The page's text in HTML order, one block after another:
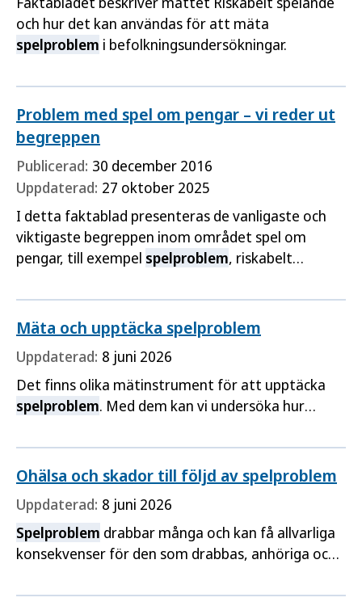
och hur det kan användas för att mäta
spelproblem i befolkningsundersökningar.
Problem med spel om pengar – vi reder ut
begreppen
Publicerad: 30 december 2016
Uppdaterad: 27 oktober 2025
I detta faktablad presenteras de vanligaste och
viktigaste begreppen inom området spel om
pengar, till exempel spelproblem, riskabelt
att underlätta för läsare att förstå området spel
om pengar och att kunna använda rätt
terminologi.
Mäta och upptäcka spelproblem
Uppdaterad: 8 juni 2026
Det finns olika mätinstrument för att upptäcka
spelproblem. Med dem kan vi undersöka hur
är fördelade i befolkningen. Instrumenten visar
också olika nivåer av problem med spel om pengar.
Ett exempel är PGSI, ett självskattningsformulär
med nio frågor. Det mäter
Ohälsa och skador till följd av spelproblem
Uppdaterad: 8 juni 2026
Spelproblem drabbar många och kan få allvarliga
konsekvenser för den som drabbas, anhöriga och
också en riskkonsumtion av alkohol, tobak och